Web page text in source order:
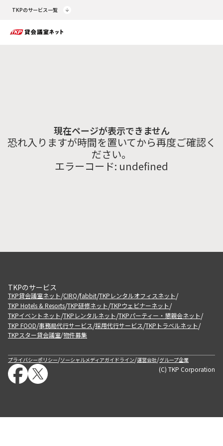
TKPのサービス一覧
現在ページが表示できません
恐れ入りますが時間を置いてから再度ご確認く
ださい。
エラーコード: undefined
TKPのサービス
TKP貸会議室ネット/CIRQ/fabbit/TKPレンタルオフィスネット/
TKP Hotels & Resorts/TKP研修ネット/TKPウェビナーネット/
TKPイベントネット/TKPレンタルネット/TKPパーティー・懇親会ネット/
TKP FOOD/事務局代行サービス/採用代行サービス/TKPトラベルネット/
TKPスター貸会議室/物件募集
プライバシーポリシー/ソーシャルメディアガイドライン/運営会社/グループ企業
(C) TKP Corporation